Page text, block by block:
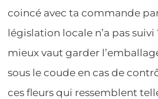
coincé avec ta commande
législation locale n’a pas suivi
mieux vaut garder
sous le coude en cas de
ces fleurs qui ressemblent